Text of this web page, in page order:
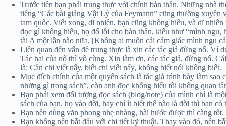
Trước tiên bạn phải trung thực với chính bản thân. Những nhà
tiếng “Các bài giảng Vật Lý của Feymann” cũng thường
tam quốc. Viết xong, dĩ nhiên, bạn cũng không hiểu, và dĩ
đọc gì không hiểu, họ đổ lỗi cho bản thân, kiểu như “mình ngu,
tài A một lần nào nữa, [Không ai muốn cái cảm giác mình ngu
Liên quan đến vấn đề trung thực là xin các tác giả đừng nổ. Ví
Tác hại của nổ thì vô cùng. Xin làm ơn, các tác giả, đừng nổ.
là: Cần chi viết nấy, biết chi viết nấy, không biết nói không biết.
Mục đích chính của một quyển sách là tác giả trình bày làm
những gì trong sách”, còn anh đọc không hiểu tôi không quan
Bạn phải xem đối tượng đọc sách (blog/note) của mình chỉ là
sách của bạn, họ vào đời, hay chí ít biết thế nào là đời thì bạn có
Bạn nên dùng văn phong nhẹ nhàng, hài hước được thì càng
Bạn không nên bắt đầu với chi tiết kỹ thuật. Thay vào đó, nên